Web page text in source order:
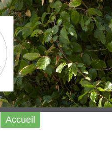
Accueil